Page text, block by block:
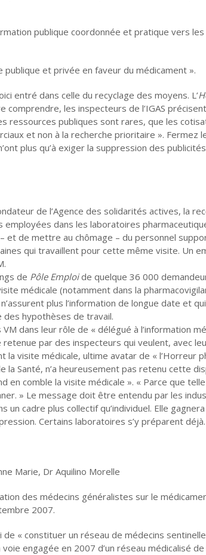
publique coordonnée et pratique vers
publique et privée en faveur du médicament ».
entré dans celle du recyclage des moyens. L’
comprendre, les inspecteurs de l’IGAS
ressources publiques sont rares, que les
et non à la recherche prioritaire ». Fermez
plus qu’à exiger la suppression des
de l’Agence des solidarités actives, la
employées dans les laboratoires
et de mettre au chômage – du personnel
qui travaillent pour cette même visite. Un
de Pôle Emploide quelque 36 000
médicale (notamment dans la
plus l’information de longue date et
des hypothèses de travail.
dans leur rôle de « délégué à l’information
par des inspecteurs qui veulent, avec
la visite médicale, ultime avatar de « l’Horreur
la Santé, n’a heureusement pas retenu cette
en comble la visite médicale ». « Parce que
» Le message doit être entendu par les
un cadre plus collectif qu’individuel. Elle
Certains laboratoires s’y préparent
Marie, Dr Aquilino Morelle
des médecins généralistes sur le
2007.
« constituer un réseau de médecins
engagée en 2007 d’un réseau médicalisé